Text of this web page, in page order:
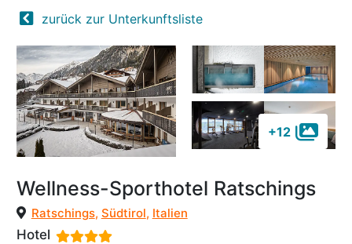
zurück zur Unterkunftsliste
+12
Wellness-Sporthotel Ratschings
Ratschings, Südtirol, Italien
Hotel